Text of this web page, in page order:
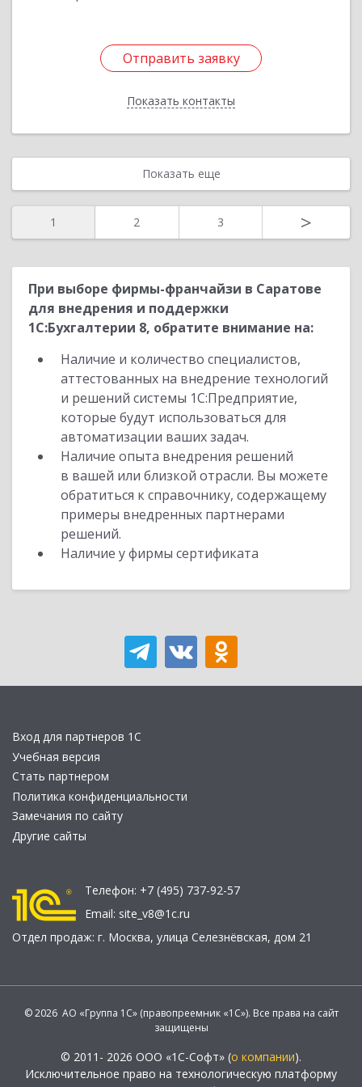
Отправить заявку
Показать контакты
Отправить заявку
Назад
Показать еще
1 2 3 >
При выборе фирмы-франчайзи в Саратове
для внедрения и поддержки
1С:Бухгалтерии 8, обратите внимание на:
Наличие и количество специалистов,
аттестованных на внедрение технологий
и решений системы 1С:Предприятие,
которые будут использоваться для
автоматизации ваших задач.
Наличие опыта внедрения решений
в вашей или близкой отрасли. Вы можете
обратиться к справочнику, содержащему
примеры внедренных партнерами
решений.
Наличие у фирмы сертификата
Вход для партнеров 1С
Учебная версия
Стать партнером
Политика конфиденциальности
Замечания по сайту
Другие сайты
Телефон: +7 (495) 737-92-57
Email: site_v8@1c.ru
Отдел продаж: г. Москва, улица Селезнёвская, дом 21
© 2026 АО «Группа 1С» (правопреемник «1С»). Все права на сайт
защищены
© 2011- 2026 ООО «1С-Софт» (о компании).
Исключительное право на технологическую платформу